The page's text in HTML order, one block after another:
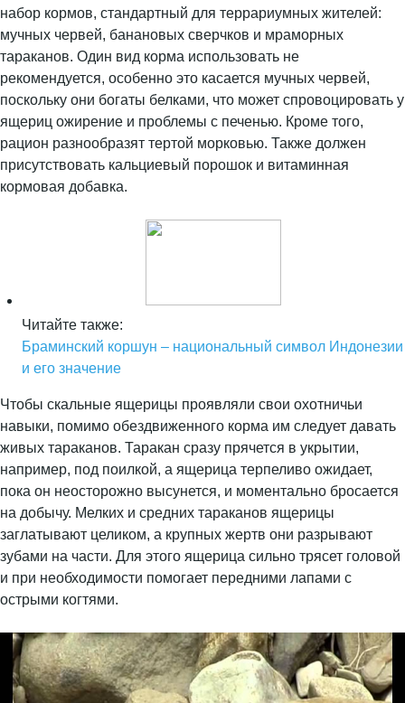
набор кормов, стандартный для террариумных жителей:
мучных червей, банановых сверчков и мраморных
тараканов. Один вид корма использовать не
рекомендуется, особенно это касается мучных червей,
поскольку они богаты белками, что может спровоцировать у
ящериц ожирение и проблемы с печенью. Кроме того,
рацион разнообразят тертой морковью. Также должен
присутствовать кальциевый порошок и витаминная
кормовая добавка.
Читайте также:
Браминский коршун – национальный символ Индонезии
и его значение
Чтобы скальные ящерицы проявляли свои охотничьи
навыки, помимо обездвиженного корма им следует давать
живых тараканов. Таракан сразу прячется в укрытии,
например, под поилкой, а ящерица терпеливо ожидает,
пока он неосторожно высунется, и моментально бросается
на добычу. Мелких и средних тараканов ящерицы
заглатывают целиком, а крупных жертв они разрывают
зубами на части. Для этого ящерица сильно трясет головой
и при необходимости помогает передними лапами с
острыми когтями.